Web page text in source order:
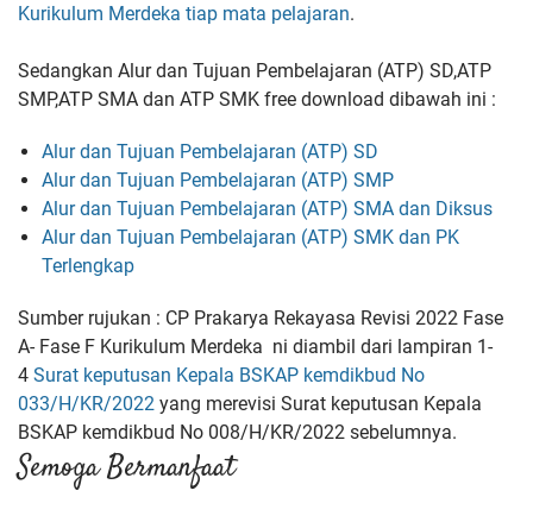
Kurikulum Merdeka tiap mata pelajaran.
Sedangkan Alur dan Tujuan Pembelajaran (ATP) SD,ATP
SMP,ATP SMA dan ATP SMK free download dibawah ini :
Alur dan Tujuan Pembelajaran (ATP) SD
Alur dan Tujuan Pembelajaran (ATP) SMP
Alur dan Tujuan Pembelajaran (ATP) SMA dan Diksus
Alur dan Tujuan Pembelajaran (ATP) SMK dan PK
Terlengkap
Sumber rujukan : CP Prakarya Rekayasa Revisi 2022 Fase
A- Fase F Kurikulum Merdeka ni diambil dari lampiran 1-
4 Surat keputusan Kepala BSKAP kemdikbud No
033/H/KR/2022 yang merevisi Surat keputusan Kepala
BSKAP kemdikbud No 008/H/KR/2022 sebelumnya.
Semoga Bermanfaat